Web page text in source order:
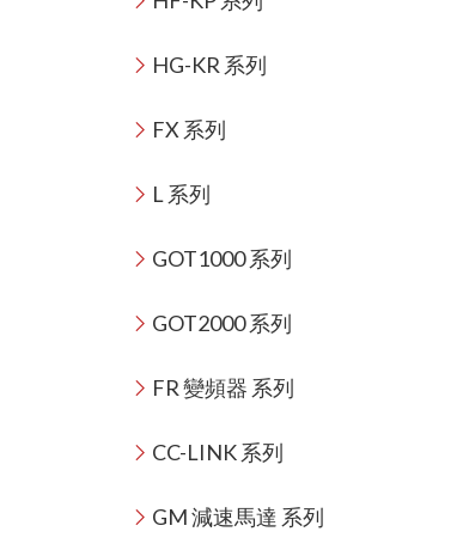
HG-KR 系列
FX 系列
L 系列
GOT1000 系列
GOT2000 系列
FR 變頻器 系列
CC-LINK 系列
GM 減速馬達 系列